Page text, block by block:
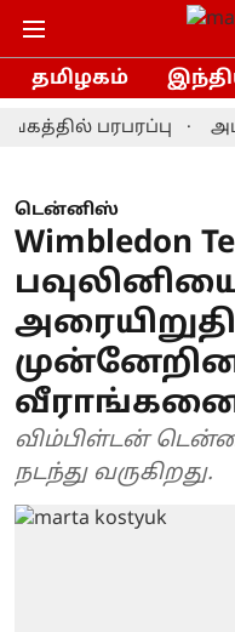
தமிழகம்
பரபரப்பு அமித்ஷா
டென்னிஸ்
Wimbledon
விம்பிள்டன்
நடந்து வருகிறது.